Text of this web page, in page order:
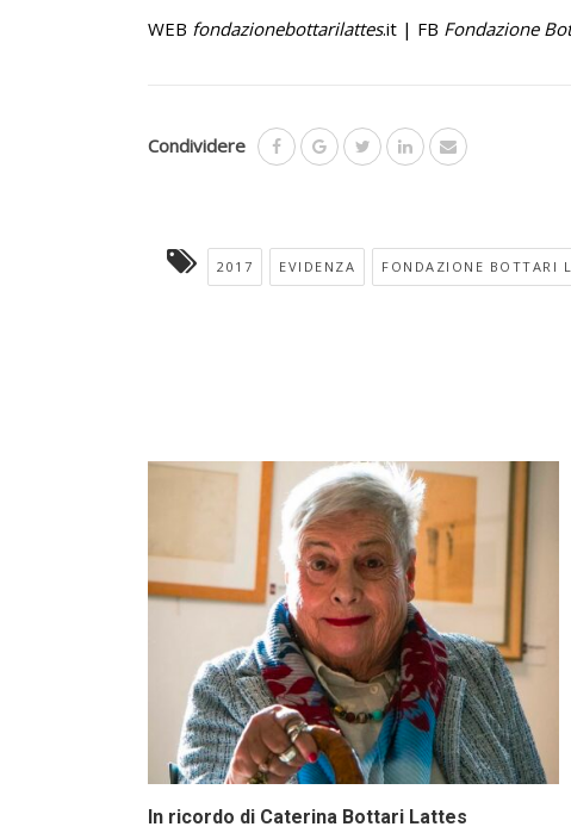
WEB fondazionebottarilattes.it | FB Fondazione
Condividere
2017 EVIDENZA FONDAZIONE BOTTARI
In ricordo di Caterina Bottari Lattes